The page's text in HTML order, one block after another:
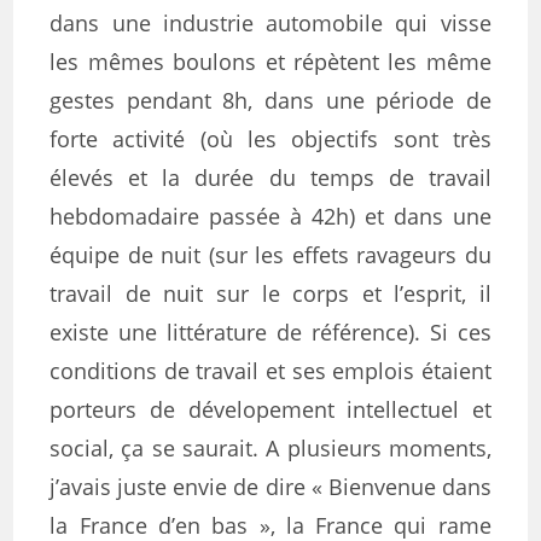
dans une industrie automobile qui visse
les mêmes boulons et répètent les même
gestes pendant 8h, dans une période de
forte activité (où les objectifs sont très
élevés et la durée du temps de travail
hebdomadaire passée à 42h) et dans une
équipe de nuit (sur les effets ravageurs du
travail de nuit sur le corps et l’esprit, il
existe une littérature de référence). Si ces
conditions de travail et ses emplois étaient
porteurs de dévelopement intellectuel et
social, ça se saurait. A plusieurs moments,
j’avais juste envie de dire « Bienvenue dans
la France d’en bas », la France qui rame